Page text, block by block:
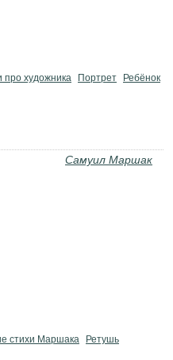
про художника Портрет
Ребёнок
Самуил Маршак
стихи Маршака
Ретушь